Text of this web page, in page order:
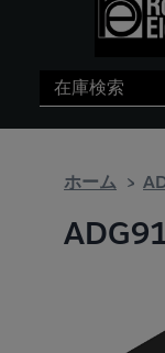
検索
ホーム